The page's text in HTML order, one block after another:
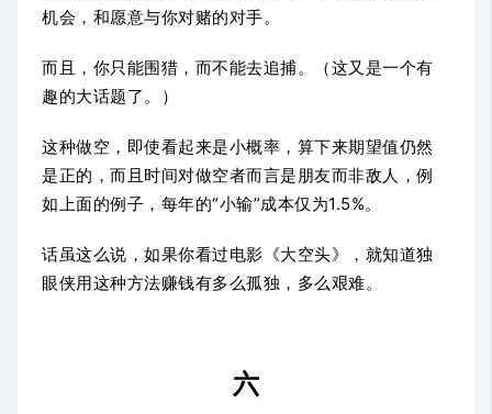
机会，和愿意与你对赌的对手。
而且，你只能围猎，而不能去追捕。（这又是一个有
趣的大话题了。）
这种做空，即使看起来是小概率，算下来期望值仍然
是正的，而且时间对做空者而言是朋友而非敌人，例
如上面的例子，每年的“小输”成本仅为1.5%。
话虽这么说，如果你看过电影《大空头》，就知道独
眼侠用这种方法赚钱有多么孤独，多么艰难。
六